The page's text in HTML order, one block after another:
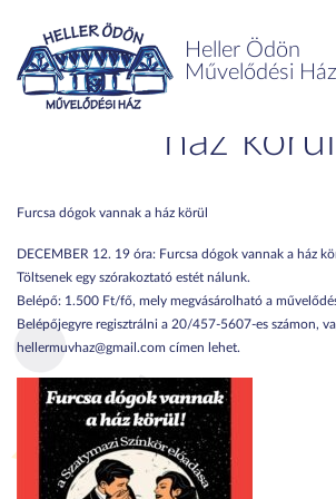
Heller Ödön
Művelődési Ház
Furcsa dógok
ház körül
Furcsa dógok vannak a ház körül
DECEMBER 12. 19 óra: Furcsa dógok vannak a ház
Töltsenek egy szórakoztató estét nálunk.
Belépő: 1.500 Ft/fő, mely megvásárolható a
Belépőjegyre regisztrálni a 20/457-5607-es számon,
hellermuvhaz@gmail.com címen lehet.